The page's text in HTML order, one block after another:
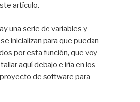
artículo.
una serie de variables y
inicializan para que puedan
por esta función, que voy
aquí debajo e iría en los
de software para